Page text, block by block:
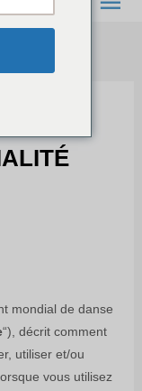
mondial de danse
“), décrit comment
utiliser et/ou
vous utilisez